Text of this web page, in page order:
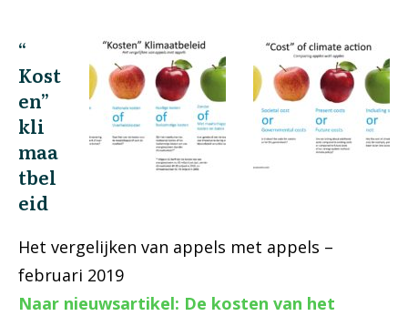
“
Kost
en”
kli
maa
tbel
eid
Het vergelijken van appels met appels –
februari 2019
Naar nieuwsartikel: De kosten van het